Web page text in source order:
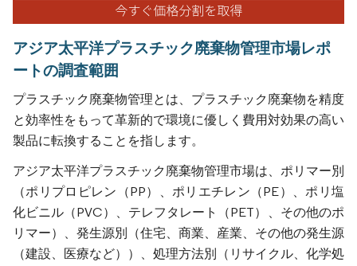
アジア太平洋プラスチック廃棄物管理市場レポ
ートの調査範囲
プラスチック廃棄物管理とは、プラスチック廃棄物を精度
と効率性をもって革新的で環境に優しく費用対効果の高い
製品に転換することを指します。
アジア太平洋プラスチック廃棄物管理市場は、ポリマー別
（ポリプロピレン（PP）、ポリエチレン（PE）、ポリ塩
化ビニル（PVC）、テレフタレート（PET）、その他のポ
リマー）、発生源別（住宅、商業、産業、その他の発生源
（建設、医療など））、処理方法別（リサイクル、化学処